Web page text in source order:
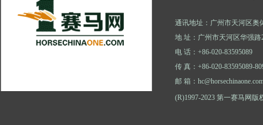
通讯地址：广州市天河区奥
地 址：广州市天河区华强路
电 话：+86-020-83595089
传 真：+86-020-83595089-
邮 箱：
(R)1997-2023 第一赛马网版